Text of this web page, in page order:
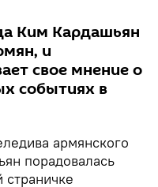
Ким Кардашьян
и
свое мнение о
событиях в
армянского
порадовалась
страничке